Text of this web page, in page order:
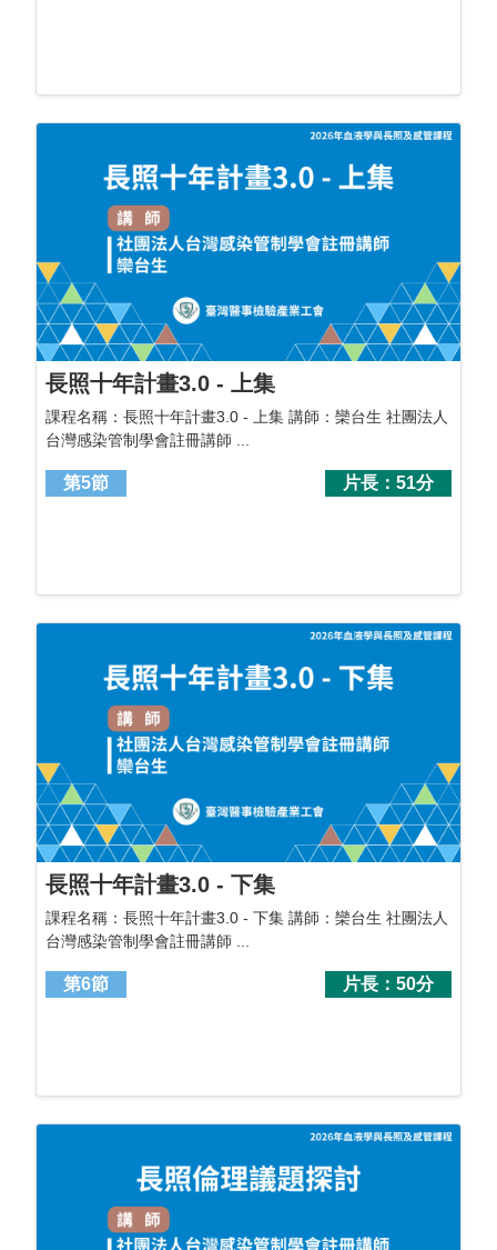
長照十年計畫3.0 - 上集
課程名稱：長照十年計畫3.0 - 上集 講師：欒台生 社團法人
台灣感染管制學會註冊講師 ...
第5節 片長：51分
長照十年計畫3.0 - 下集
課程名稱：長照十年計畫3.0 - 下集 講師：欒台生 社團法人
台灣感染管制學會註冊講師 ...
第6節 片長：50分